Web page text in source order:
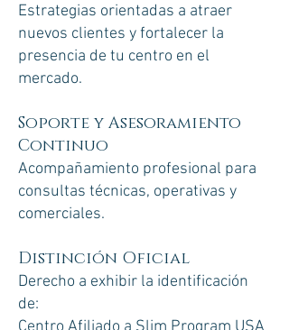
Estrategias orientadas a atraer
nuevos clientes y fortalecer la
presencia de tu centro en el
mercado.
Soporte y Asesoramiento
Continuo
Acompañamiento profesional para
consultas técnicas, operativas y
comerciales.
Distinción Oficial
Derecho a exhibir la identificación
de: